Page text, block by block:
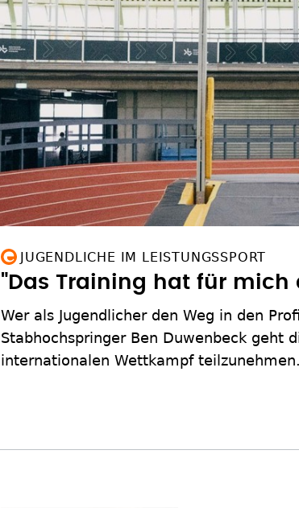
JUGENDLICHE IM LEISTUNGSSPORT
"Das Training hat für mich
Wer als Jugendlicher den Weg in den
Stabhochspringer Ben Duwenbeck geht
internationalen Wettkampf teilzunehmen.